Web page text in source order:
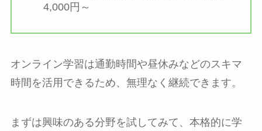
4,000円～
オンライン学習は通勤時間や昼休みなどのスキマ
時間を活用できるため、無理なく継続できます。
まずは興味のある分野を試してみて、本格的に学